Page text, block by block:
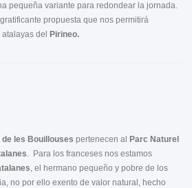
pequeña variante para redondear la jornada.
propuesta que nos permitirá
del
Pirineo.
de les Bouillouses pertenecen al Parc Naturel
. Para los franceses nos estamos
, el hermano pequeño y pobre de los
no por ello exento de valor natural, hecho